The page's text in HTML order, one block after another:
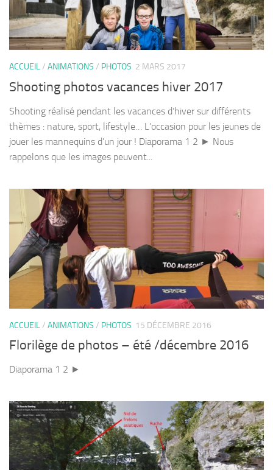
ACCUEIL/ ANIMATIONS / PHOTOS 2 MARS 2017
Shooting photos vacances hiver 2017
Shooting réalisé pendant les vacances d’hiver sur différents
thèmes : nature, sport, lifestyle… L’occasion pour les jeunes de
jouer les mannequins d’un jour ! Diaporama 1 2 ► Nous
rappelons que les images peuvent...
ACCUEIL/ ANIMATIONS / PHOTOS 15 DÉCEMBRE 2016
Florilège de photos – été /décembre 2016
Diaporama 1 2 ►